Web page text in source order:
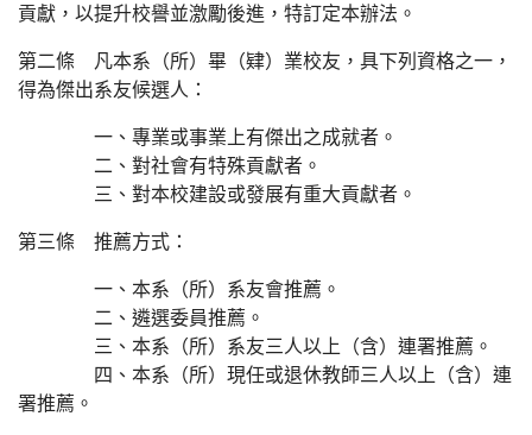
貢獻，以提升校譽並激勵後進，特訂定本辦法。
第二條 凡本系（所）畢（肄）業校友，具下列資格之一，
得為傑出系友候選人：
一、專業或事業上有傑出之成就者。
二、對社會有特殊貢獻者。
三、對本校建設或發展有重大貢獻者。
第三條 推薦方式：
一、本系（所）系友會推薦。
二、遴選委員推薦。
三、本系（所）系友三人以上（含）連署推薦。
四、本系（所）現任或退休教師三人以上（含）連
署推薦。